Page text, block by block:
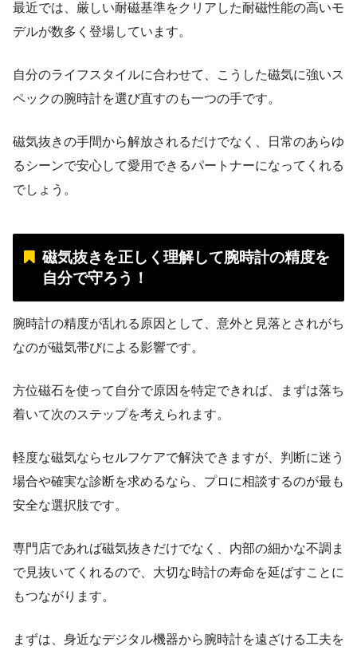
最近では、厳しい耐磁基準をクリアした耐磁性能の高いモ
デルが数多く登場しています。
自分のライフスタイルに合わせて、こうした磁気に強いス
ペックの腕時計を選び直すのも一つの手です。
磁気抜きの手間から解放されるだけでなく、日常のあらゆ
るシーンで安心して愛用できるパートナーになってくれる
でしょう。
磁気抜きを正しく理解して腕時計の精度を
自分で守ろう！
腕時計の精度が乱れる原因として、意外と見落とされがち
なのが磁気帯びによる影響です。
方位磁石を使って自分で原因を特定できれば、まずは落ち
着いて次のステップを考えられます。
軽度な磁気ならセルフケアで解決できますが、判断に迷う
場合や確実な診断を求めるなら、プロに相談するのが最も
安全な選択肢です。
専門店であれば磁気抜きだけでなく、内部の細かな不調ま
で見抜いてくれるので、大切な時計の寿命を延ばすことに
もつながります。
まずは、身近なデジタル機器から腕時計を遠ざける工夫を